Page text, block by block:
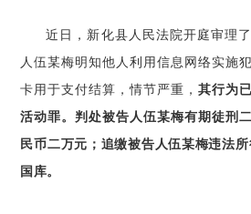
近日，新化县人民法院开庭审理
人伍某梅明知他人利用信息网络实施
卡用于支付结算，情节严重， 其行为
活动罪。判处被告人伍某梅有期徒刑
民币二万元；追缴被告人伍某梅违法
国库。